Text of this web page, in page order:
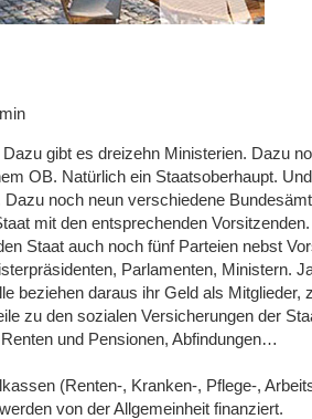
gibt es dreizehn Ministerien. Dazu
OB. Natürlich ein Staatsoberhaupt.
noch neun verschiedene
mit den entsprechenden
Staat auch noch fünf Parteien nebst
Parlamenten, Ministern.
beziehen daraus ihr Geld als Mitglieder,
zu den sozialen Versicherungen der
und Pensionen, Abfindungen…
(Renten-, Kranken-, Pflege-,
von der Allgemeinheit finanziert.